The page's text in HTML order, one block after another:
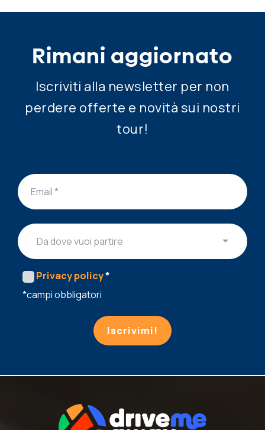
Rimani aggiornato
Iscriviti alla newsletter per non
perdere offerte e novità sui nostri
tour!
Da dove vuoi partire
Privacy policy*
*campi obbligatori
Iscrivimi!